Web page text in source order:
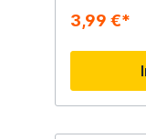
3,99 €*